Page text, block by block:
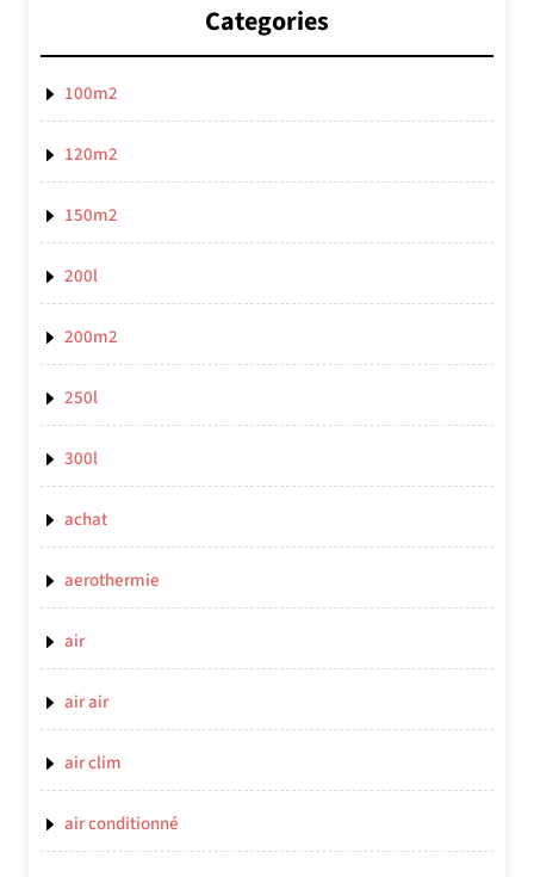
Categories
100m2
120m2
150m2
200l
200m2
250l
300l
achat
aerothermie
air
air air
air clim
air conditionné